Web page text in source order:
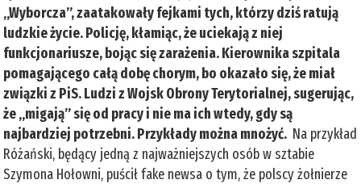
„Wyborcza”, zaatakowały fejkami tych, którzy dziś ratują
ludzkie życie. Policję, kłamiąc, że uciekają z niej
funkcjonariusze, bojąc się zarażenia. Kierownika szpitala
pomagającego całą dobę chorym, bo okazało się, że miał
związki z PiS. Ludzi z Wojsk Obrony Terytorialnej, sugerując,
że „migają” się od pracy i nie ma ich wtedy, gdy są
najbardziej potrzebni. Przykłady można mnożyć. Na przykład
Różański, będący jedną z najważniejszych osób w sztabie
Szymona Hołowni, puścił fake newsa o tym, że polscy żołnierze